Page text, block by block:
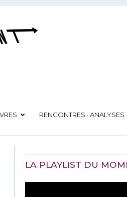
RENCONTRES · ANALYSES
LA PLAYLIST DU